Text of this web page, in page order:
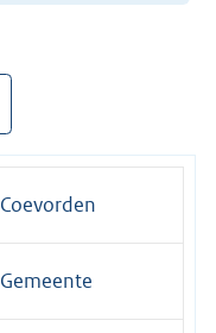
Coevorden
Gemeente